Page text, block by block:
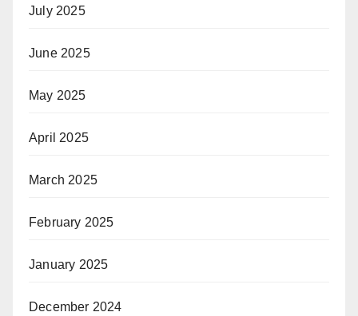
July 2025
June 2025
May 2025
April 2025
March 2025
February 2025
January 2025
December 2024